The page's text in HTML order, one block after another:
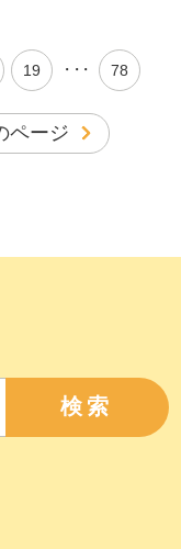
19 ・・・ 78
ページ
検索